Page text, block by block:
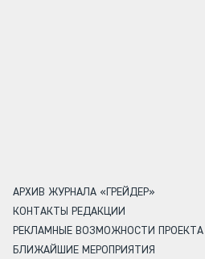
АРХИВ ЖУРНАЛА «ГРЕЙДЕР»
КОНТАКТЫ РЕДАКЦИИ
РЕКЛАМНЫЕ ВОЗМОЖНОСТИ ПРОЕКТА
БЛИЖАЙШИЕ МЕРОПРИЯТИЯ